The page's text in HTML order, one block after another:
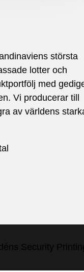
största
lotter och
med
Vi producerar till
av världens
Security